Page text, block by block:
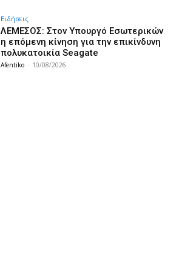
Ειδήσεις
ΛΕΜΕΣΟΣ: Στον Υπουργό Εσωτερικών
η επόμενη κίνηση για την επικίνδυνη
πολυκατοικία Seagate
Afentiko - 10/08/2026